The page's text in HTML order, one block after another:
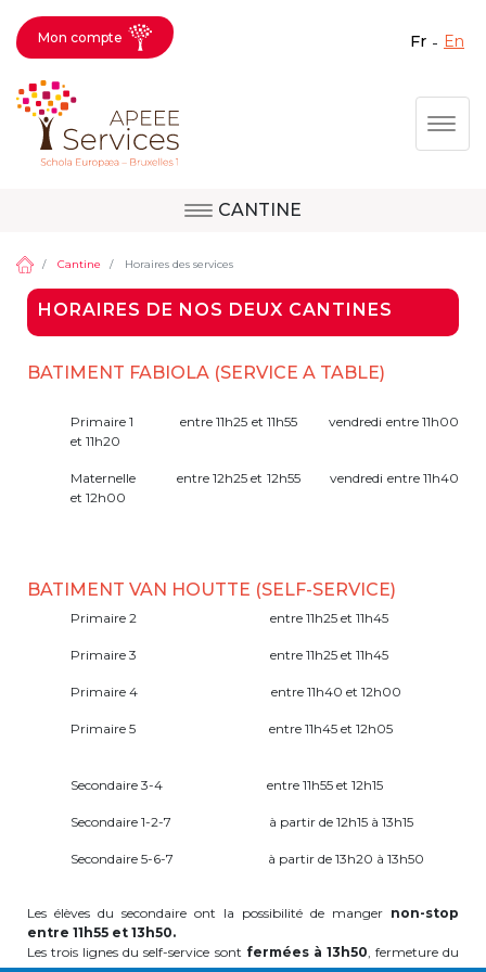
Aller
Fermer X
Question, avis,
demande, suggestion :
contactez le bon
service !
Activités périscolaires Berkendael
+32 (0)472 07 35 25
Activités périscolaires Uccle
BE30 3100 2003 2711
Cantine
+32 (0)2 374 76 75
cantine@apeee-bxl1-services.be
Mon compte fr en
CANTINE
Site de Berkendael
Cantine Horaires des services
HORAIRES DE NOS DEUX CANTINES
BATIMENT FABIOLA (SERVICE A TABLE)
Primaire 1 entre 11h25 et 11h55 vendredi entre 11h00
et 11h20
Maternelle entre 12h25 et 12h55 vendredi entre 11h40
et 12h00
BATIMENT VAN HOUTTE (SELF-SERVICE)
Primaire 2 entre 11h25 et 11h45
Primaire 3 entre 11h25 et 11h45
Primaire 4 entre 11h40 et 12h00
Primaire 5 entre 11h45 et 12h05
Secondaire 3-4 entre 11h55 et 12h15
Secondaire 1-2-7 à partir de 12h15 à 13h15
Secondaire 5-6-7 à partir de 13h20 à 13h50
Les élèves du secondaire ont la possibilité de manger non-stop
entre 11h55 et 13h50.
Les trois lignes du self-service sont fermées à 13h50, fermeture du